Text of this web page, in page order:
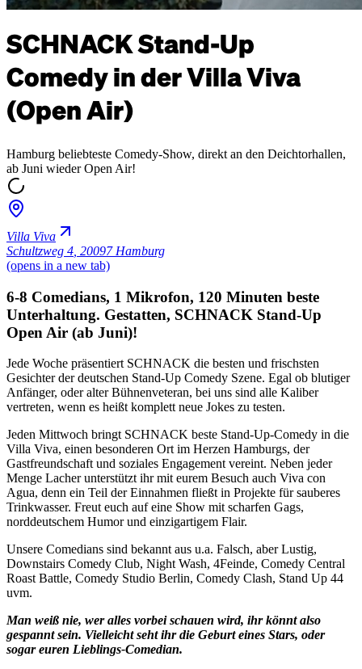
SCHNACK Stand-Up
Comedy in der Villa Viva
(Open Air)
Hamburg beliebteste Comedy-Show, direkt an den Deichtorhallen,
ab Juni wieder Open Air!
Villa Viva
Schultzweg 4 20097 Hamburg
(opens in a new tab)
6-8 Comedians, 1 Mikrofon, 120 Minuten beste
Unterhaltung. Gestatten, SCHNACK Stand-Up
Open Air (ab Juni)!
Jede Woche präsentiert SCHNACK die besten und frischsten
Gesichter der deutschen Stand-Up Comedy Szene. Egal ob blutiger
Anfänger, oder alter Bühnenveteran, bei uns sind alle Kaliber
vertreten, wenn es heißt komplett neue Jokes zu testen.
Jeden Mittwoch bringt SCHNACK beste Stand-Up-Comedy in die
Villa Viva, einen besonderen Ort im Herzen Hamburgs, der
Gastfreundschaft und soziales Engagement vereint. Neben jeder
Menge Lacher unterstützt ihr mit eurem Besuch auch Viva con
Agua, denn ein Teil der Einnahmen fließt in Projekte für sauberes
Trinkwasser. Freut euch auf eine Show mit scharfen Gags,
norddeutschem Humor und einzigartigem Flair.
Unsere Comedians sind bekannt aus u.a. Falsch, aber Lustig,
Downstairs Comedy Club, Night Wash, 4Feinde, Comedy Central
Roast Battle, Comedy Studio Berlin, Comedy Clash, Stand Up 44
uvm.
Man weiß nie, wer alles vorbei schauen wird, ihr könnt also
gespannt sein. Vielleicht seht ihr die Geburt eines Stars, oder
sogar euren Lieblings-Comedian.